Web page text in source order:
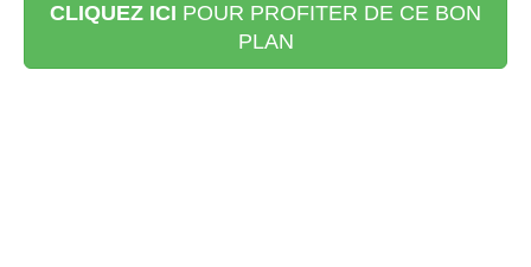
CLIQUEZ ICI POUR PROFITER DE CE BON
PLAN